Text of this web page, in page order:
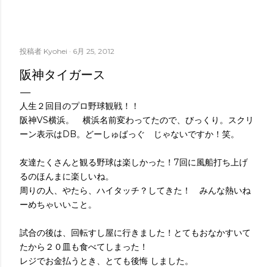
投稿者 Kyohei 6月 25, 2012
阪神タイガース
人生２回目のプロ野球観戦！！
阪神VS横浜。 横浜名前変わってたので、びっくり。スクリ
ーン表示はDB。どーしゅばっぐ じゃないですか！笑。
友達たくさんと観る野球は楽しかった！7回に風船打ち上げ
るのほんまに楽しいね。
周りの人、やたら、ハイタッチ？してきた！ みんな熱いね
ーめちゃいいこと。
試合の後は、回転すし屋に行きました！とてもおなかすいて
たから２０皿も食べてしまった！
レジでお金払うとき、とても後悔 しました。